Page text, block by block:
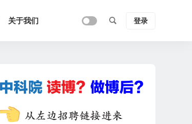
关于我们 登录